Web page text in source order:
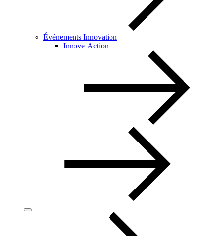
Événements Innovation
Innove-Action